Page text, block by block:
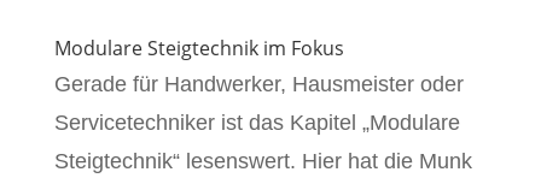
Modulare Steigtechnik im Fokus
Gerade für Handwerker, Hausmeister oder
Servicetechniker ist das Kapitel „Modulare
Steigtechnik“ lesenswert. Hier hat die Munk